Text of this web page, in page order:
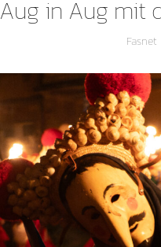
Aug in Aug mit
Fasnet